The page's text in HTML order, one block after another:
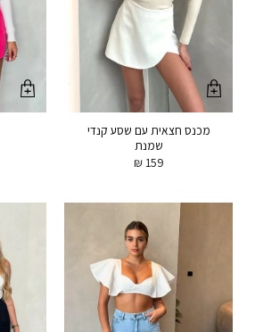
מכנס חצאית עם שסע קנדי
שמנת
₪159